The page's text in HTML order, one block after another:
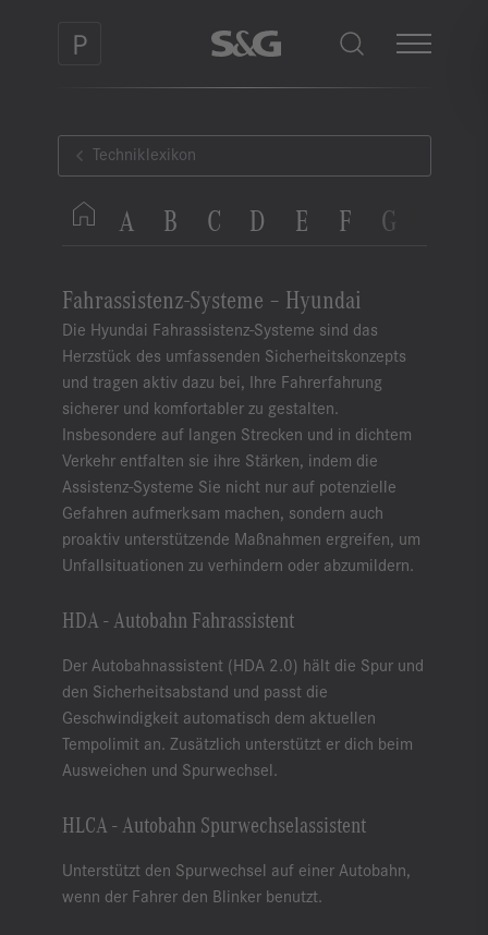
Techniklexikon
A B C D E F G
Fahrassistenz-Systeme – Hyundai
Die Hyundai Fahrassistenz-Systeme sind das
Herzstück des umfassenden Sicherheitskonzepts
und tragen aktiv dazu bei, Ihre Fahrerfahrung
sicherer und komfortabler zu gestalten.
Insbesondere auf langen Strecken und in dichtem
Verkehr entfalten sie ihre Stärken, indem die
Assistenz-Systeme Sie nicht nur auf potenzielle
Gefahren aufmerksam machen, sondern auch
proaktiv unterstützende Maßnahmen ergreifen, um
Unfallsituationen zu verhindern oder abzumildern.
HDA - Autobahn Fahrassistent
Der Autobahnassistent (HDA 2.0) hält die Spur und
den Sicherheitsabstand und passt die
Geschwindigkeit automatisch dem aktuellen
Tempolimit an. Zusätzlich unterstützt er dich beim
Ausweichen und Spurwechsel.
HLCA - Autobahn Spurwechselassistent
Unterstützt den Spurwechsel auf einer Autobahn,
wenn der Fahrer den Blinker benutzt.